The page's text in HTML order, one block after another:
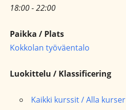
18:00 - 22:00
Paikka / Plats
Kokkolan työväentalo
Luokittelu / Klassificering
Kaikki kurssit / Alla kurser